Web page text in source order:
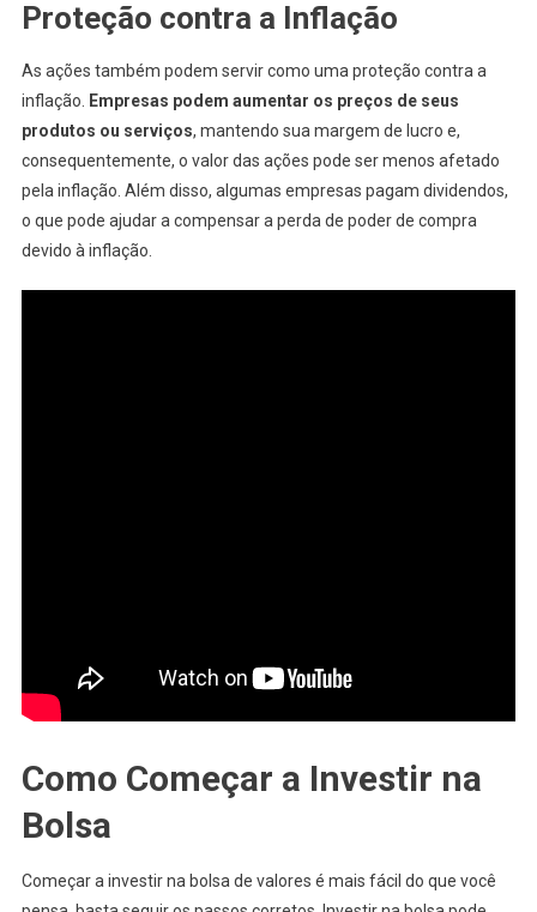
Proteção contra a Inflação
As ações também podem servir como uma proteção contra a
inflação. Empresas podem aumentar os preços de seus
produtos ou serviços, mantendo sua margem de lucro e,
consequentemente, o valor das ações pode ser menos afetado
pela inflação. Além disso, algumas empresas pagam dividendos,
o que pode ajudar a compensar a perda de poder de compra
devido à inflação.
Como Começar a Investir na
Bolsa
Começar a investir na bolsa de valores é mais fácil do que você